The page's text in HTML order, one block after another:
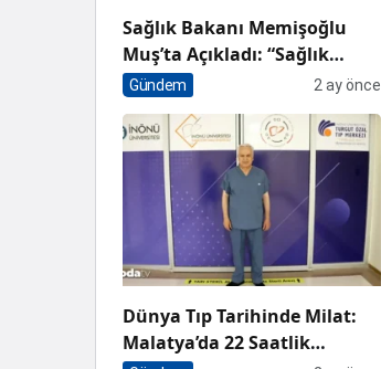
Sağlık Bakanı Memişoğlu
Muş’ta Açıkladı: “Sağlık
Hizmetinde Dünyanın En İyi
Konumundayız”
Gündem 2 ay önce
Dünya Tıp Tarihinde Milat:
Malatya’da 22 Saatlik